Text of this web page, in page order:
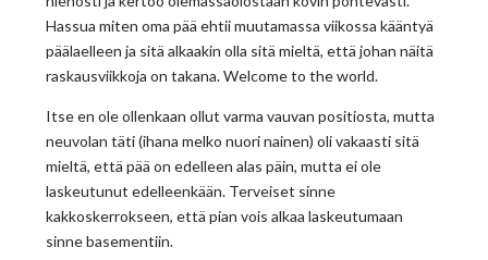
Hassua miten oma pää ehtii muutamassa viikossa kääntyä
päälaelleen ja sitä alkaakin olla sitä mieltä, että johan näitä
raskausviikkoja on takana. Welcome to the world.
Itse en ole ollenkaan ollut varma vauvan positiosta, mutta
neuvolan täti (ihana melko nuori nainen) oli vakaasti sitä
mieltä, että pää on edelleen alas päin, mutta ei ole
laskeutunut edelleenkään. Terveiset sinne
kakkoskerrokseen, että pian vois alkaa laskeutumaan
sinne basementiin.